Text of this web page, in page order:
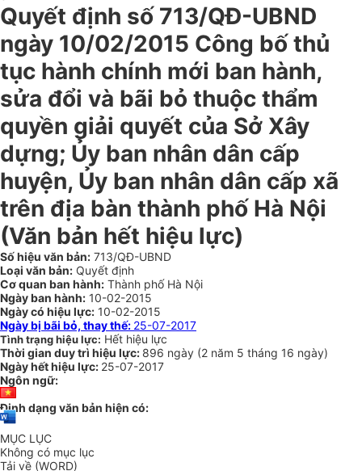
Quyết định số 713/QĐ-UBND
ngày 10/02/2015 Công bố thủ
tục hành chính mới ban hành,
sửa đổi và bãi bỏ thuộc thẩm
quyền giải quyết của Sở Xây
dựng; Ủy ban nhân dân cấp
huyện, Ủy ban nhân dân cấp xã
trên địa bàn thành phố Hà Nội
(Văn bản hết hiệu lực)
Số hiệu văn bản: 713/QĐ-UBND
Loại văn bản: Quyết định
Cơ quan ban hành: Thành phố Hà Nội
Ngày ban hành: 10-02-2015
Ngày có hiệu lực: 10-02-2015
Ngày bị bãi bỏ, thay thế: 25-07-2017
Tình trạng hiệu lực: Hết hiệu lực
Thời gian duy trì hiệu lực: 896 ngày (2 năm 5 tháng 16 ngày)
Ngày hết hiệu lực: 25-07-2017
Ngôn ngữ:
Định dạng văn bản hiện có:
MỤC LỤC
Không có mục lục
Tải về (WORD)